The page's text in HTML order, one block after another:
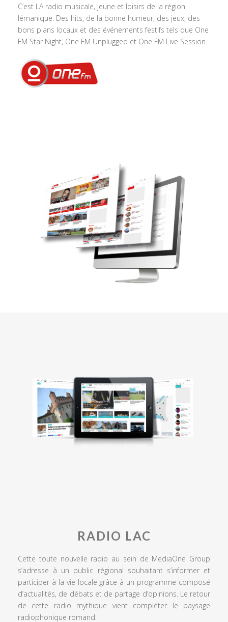
C’est LA radio musicale, jeune et loisirs de la région
lémanique. Des hits, de la bonne humeur, des jeux, des
bons plans locaux et des événements festifs tels que One
FM Star Night, One FM Unplugged et One FM Live Session.
RADIO LAC
Cette toute nouvelle radio au sein de MediaOne Group
s’adresse à un public régional souhaitant s’informer et
participer à la vie locale grâce à un programme composé
d’actualités, de débats et de partage d’opinions. Le retour
de cette radio mythique vient compléter le paysage
radiophonique romand.